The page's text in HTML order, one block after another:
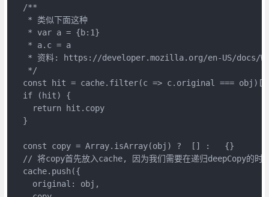
  /**
   * 类似下面这种
   * var a = {b:1}
   * a.c = a
* 资料: https://developer.mozilla.org/en-US/
   */
const hit = cache.filter(c => c.original ===
  if (hit) {
    return hit.copy
  }
  const copy = Array.isArray(obj) ?  [] :   {}
// 将copy首先放入cache, 因为我们需要在递归deepCopy的时
  cache.push({
    original: obj,